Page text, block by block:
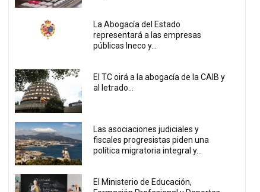
La Abogacía del Estado
representará a las empresas
públicas Ineco y...
El TC oirá a la abogacía de la CAIB y
al letrado...
Las asociaciones judiciales y
fiscales progresistas piden una
política migratoria integral y...
El Ministerio de Educación,